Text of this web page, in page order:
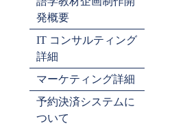
発概要
IT コンサルティング
詳細
マーケティング詳細
予約決済システムに
ついて